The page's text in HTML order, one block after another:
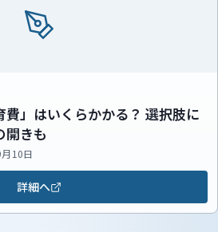
」はいくらかかる？ 選択肢に
開きも
10日
詳細へ